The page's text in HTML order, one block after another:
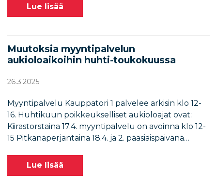
Lue lisää
Muutoksia myyntipalvelun
aukioloaikoihin huhti-toukokuussa
26.3.2025
Myyntipalvelu Kauppatori 1 palvelee arkisin klo 12-
16. Huhtikuun poikkeukselliset aukioloajat ovat:
Kiirastorstaina 17.4. myyntipalvelu on avoinna klo 12-
15 Pitkänäperjantaina 18.4. ja 2. pääsiäispäivänä…
Lue lisää